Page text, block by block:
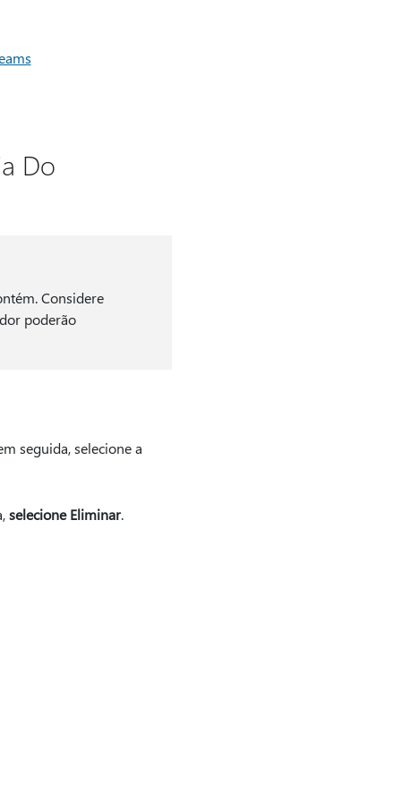
Do
Considere
poderão
seguida, selecione a
selecione Eliminar.